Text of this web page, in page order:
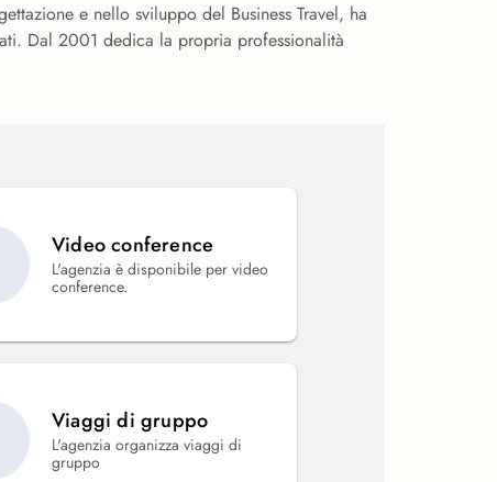
e nello sviluppo del Business Travel, ha
Dal 2001 dedica la propria professionalità
Video conference
L'agenzia è disponibile per video
conference.
Viaggi di gruppo
L'agenzia organizza viaggi di
gruppo